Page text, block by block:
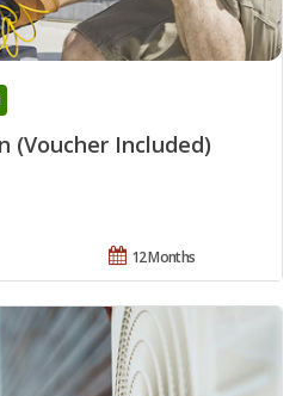
(Voucher Included)
12 Months